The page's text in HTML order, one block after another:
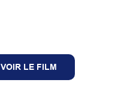
VOIR LE FILM